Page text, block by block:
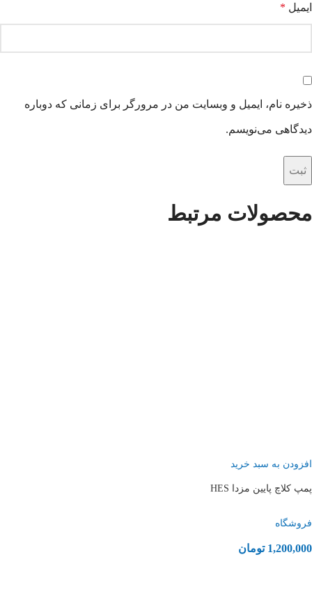
ایمیل *
ذخیره نام، ایمیل و وبسایت من در مرورگر برای زمانی که دوباره
دیدگاهی می‌نویسم.
محصولات مرتبط
افزودن به سبد خرید
پمپ کلاچ پایین مزدا HES
فروشگاه
1,200,000 تومان